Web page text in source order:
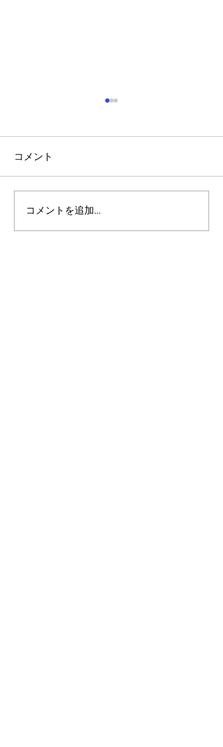
アルゴランドのポスト量
子暗号（PQC）ロードマ
コメント
コメントを追加…